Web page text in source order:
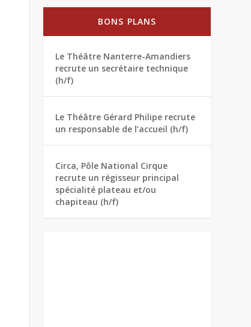
BONS PLANS
Le Théâtre Nanterre-Amandiers
recrute un secrétaire technique
(h/f)
Le Théâtre Gérard Philipe recrute
un responsable de l’accueil (h/f)
Circa, Pôle National Cirque
recrute un régisseur principal
spécialité plateau et/ou
chapiteau (h/f)